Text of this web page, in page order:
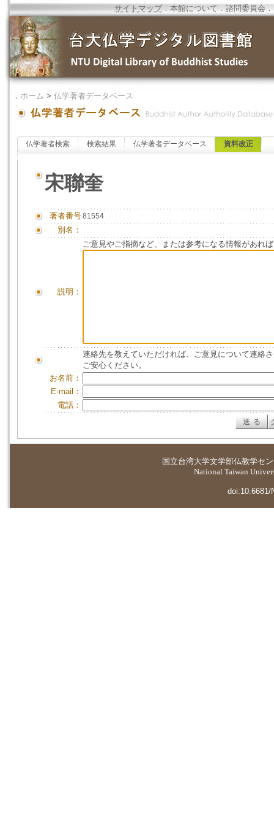
サイトマップ．本館について ．諮問委員会 ．
． ホーム > 仏学著者データベース
仏学著者検索 検索結果 仏学著者データベース 資料改正
宋聯奎
著者番号81554
別名：
説明：
ご意見やご指摘など、または参考になる情報があれ
連絡先を教えていただければ、ご意見について連絡
ご安心ください。
お名前：
E-mail：
電話：
国立台湾大学文学部仏教学セ
National Taiwan
doi:10.6681/